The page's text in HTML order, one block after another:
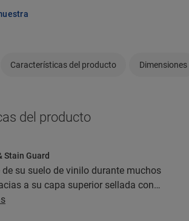
Características del producto Dimensiones
del producto
Stain Guard
de su suelo de vinilo durante muchos
a su capa superior sellada con
Stain Guard y Scratch Guard. Esta
una protección superior frente a